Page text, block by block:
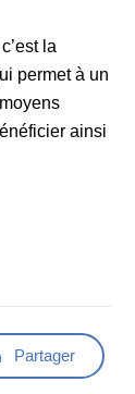
la
permet à un
ainsi
Partager